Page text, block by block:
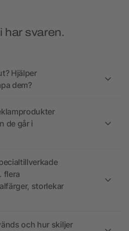
har svaren.
Hjälper
dem?
de går i
flera
storlekar
och hur skiljer